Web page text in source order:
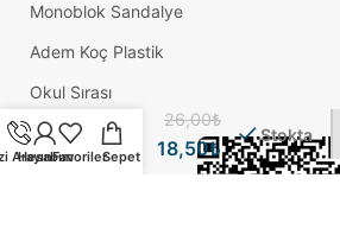
Monoblok Sandalye
Adem Koç Plastik
Okul Sırası
Arayın
HesabımFavorilerSepet
Pacific
Yuvarlak
Yapışkanlı
Sandalye
Mobilya
Ayak
26,00₺
18,50₺
Stokta